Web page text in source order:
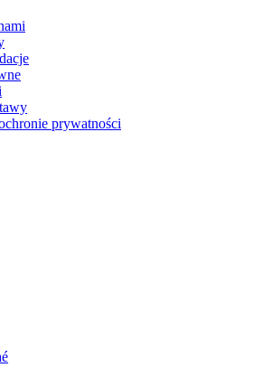
prywatności